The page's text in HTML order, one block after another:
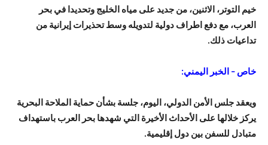
خيم التوتر، الاثنين، من جديد على مياه الخليج وتحديدا في بحر
العرب، مع دفع اطراف دولية لتدويله وسط تحذيرات إيرانية من
تداعيات ذلك.
خاص – الخبر اليمني:
ويعقد جلس الأمن الدولي، اليوم، جلسة بشأن حماية الملاحة البحرية
يركز خلالها على الأحداث الأخيرة التي شهدها بحر العرب باستهداف
متبادل للسفن بين دول إقليمية.